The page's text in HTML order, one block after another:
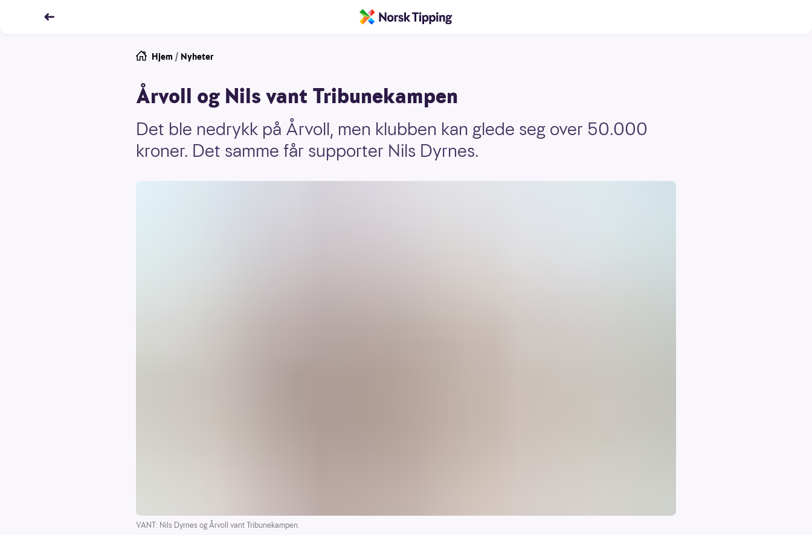
Hjem / Nyheter
Årvoll og Nils vant Tribunekampen
Det ble nedrykk på Årvoll, men klubben kan glede seg over 50.000
kroner. Det samme får supporter Nils Dyrnes.
VANT: Nils Dyrnes og Årvoll vant Tribunekampen.